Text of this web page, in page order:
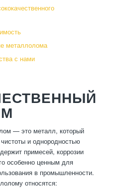
металлолома
с нами
— это металл, который
и однородностью
примесей, коррозии
особенно ценным для
в промышленности.
относятся: